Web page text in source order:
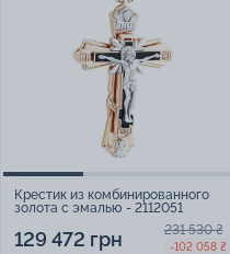
Крестик из комбинированного
золота с эмалью - 2112051
129 472 грн 231 530 ₴
-102 058 ₴